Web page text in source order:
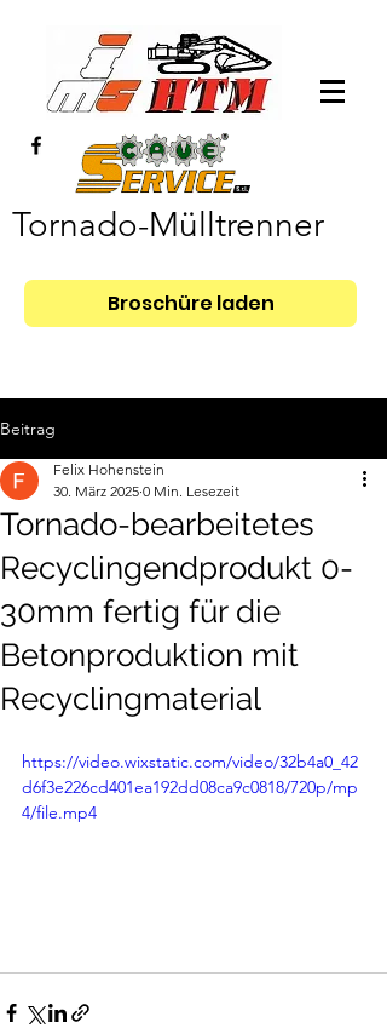
Tornado-Mülltrenner
Broschüre laden
Beitrag
Tornado-bearbeitetes
Recyclingendprodukt 0-
30mm fertig für die
Betonproduktion mit
Recyclingmaterial
Felix Hohenstein
30. März 2025 0 Min. Lesezeit
https://video.wixstatic.com/video/32b4a0_42
d6f3e226cd401ea192dd08ca9c0818/720p/mp
4/file.mp4